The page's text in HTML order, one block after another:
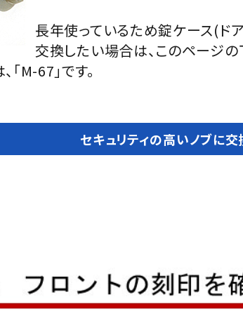
長年使っているため錠ケース(ド
交換したい場合は、このページの
「M-67」です。
セキュリティの高いノブに交